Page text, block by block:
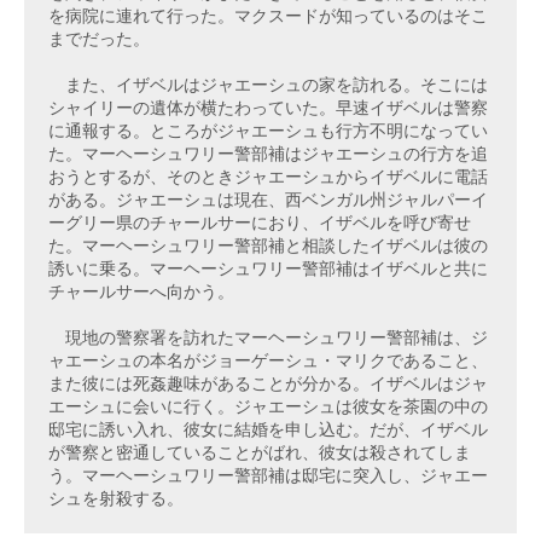
を病院に連れて行った。マクスードが知っているのはそこ
までだった。
また、イザベルはジャエーシュの家を訪れる。そこには
シャイリーの遺体が横たわっていた。早速イザベルは警察
に通報する。ところがジャエーシュも行方不明になってい
た。マーヘーシュワリー警部補はジャエーシュの行方を追
おうとするが、そのときジャエーシュからイザベルに電話
がある。ジャエーシュは現在、西ベンガル州ジャルパーイ
ーグリー県のチャールサーにおり、イザベルを呼び寄せ
た。マーヘーシュワリー警部補と相談したイザベルは彼の
誘いに乗る。マーヘーシュワリー警部補はイザベルと共に
チャールサーへ向かう。
現地の警察署を訪れたマーヘーシュワリー警部補は、ジ
ャエーシュの本名がジョーゲーシュ・マリクであること、
また彼には死姦趣味があることが分かる。イザベルはジャ
エーシュに会いに行く。ジャエーシュは彼女を茶園の中の
邸宅に誘い入れ、彼女に結婚を申し込む。だが、イザベル
が警察と密通していることがばれ、彼女は殺されてしま
う。マーヘーシュワリー警部補は邸宅に突入し、ジャエー
シュを射殺する。